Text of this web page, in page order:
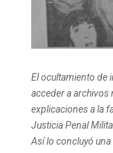
El ocultamiento de
acceder a archivos
explicaciones a la
Justicia Penal
Así lo concluyó